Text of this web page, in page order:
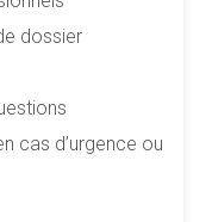
dossier
cas d’urgence ou